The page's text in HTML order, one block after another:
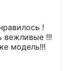
!
модель!!!